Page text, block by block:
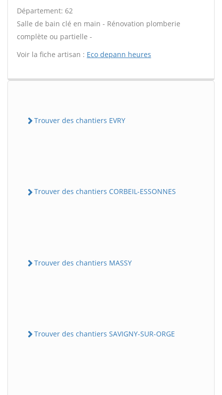
Département: 62
Salle de bain clé en main - Rénovation plomberie
complète ou partielle -
Voir la fiche artisan : Eco depann heures
Trouver des chantiers EVRY
Trouver des chantiers CORBEIL-ESSONNES
Trouver des chantiers MASSY
Trouver des chantiers SAVIGNY-SUR-ORGE